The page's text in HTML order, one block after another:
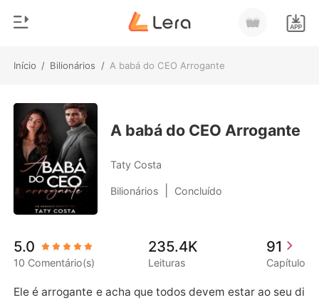
Início / Bilionários / A babá do CEO Arrogante
Loja
Histórico
Sair
Baixar App
Gênero
Moderno
Lobisomem
Contos
Bilionários
A babá do CEO Arrogante
Taty Costa
Bilionários Concluído
5.0
10 Comentário(s)
235.4K
Leituras
91
Capítulo
Ele é arrogante e acha que todos devem estar ao seu di